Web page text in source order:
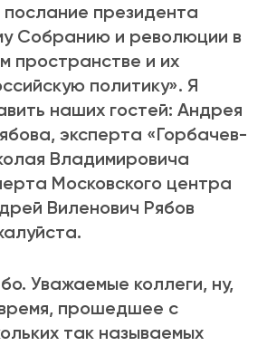
президента
Собранию и революции в
пространстве и их
политику». Я
наших гостей: Андрея
эксперта «Горбачев-
Владимировича
Московского центра
Виленович Рябов
Уважаемые коллеги, ну,
прошедшее с
так называемых